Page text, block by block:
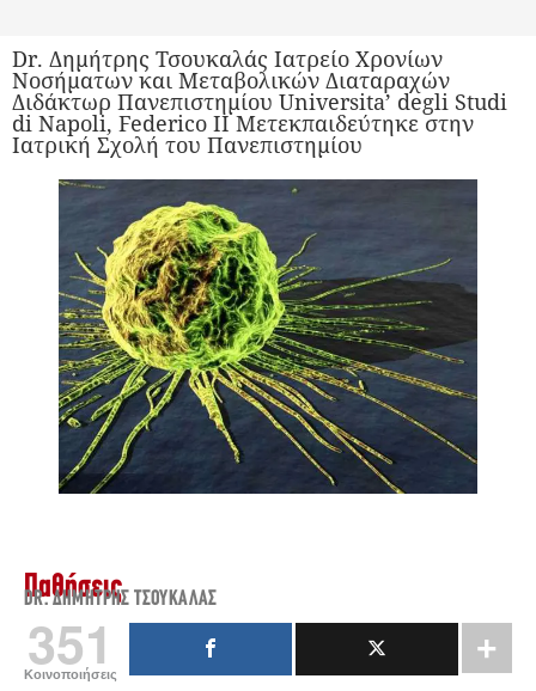
Dr. Δημήτρης Τσουκαλάς Iατρείο Χρονίων
Νοσήματων και Μεταβολικών Διαταραχών
Διδάκτωρ Πανεπιστημίου Universita’ degli Studi
di Napoli, Federico II Μετεκπαιδεύτηκε στην
Ιατρική Σχολή του Πανεπιστημίου
Παθήσεις
DR. ΔΗΜΉΤΡΗΣ ΤΣΟΥΚΑΛΆΣ
351
Κοινοποιήσεις